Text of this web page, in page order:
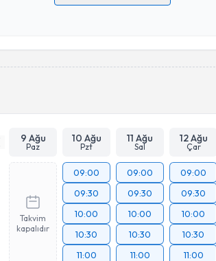
Kişisel verilerimin işlenmesine ilişkinAydınlatma Metni
9 Ağu
Paz
10 Ağu
Pzt
11 Ağu
Sal
12 Ağu
Çar
Takvim
kapalıdır
09:00
09:30
10:00
10:30
11:00
09:00
09:30
10:00
10:30
11:00
09:00
09:30
10:00
10:30
11:00